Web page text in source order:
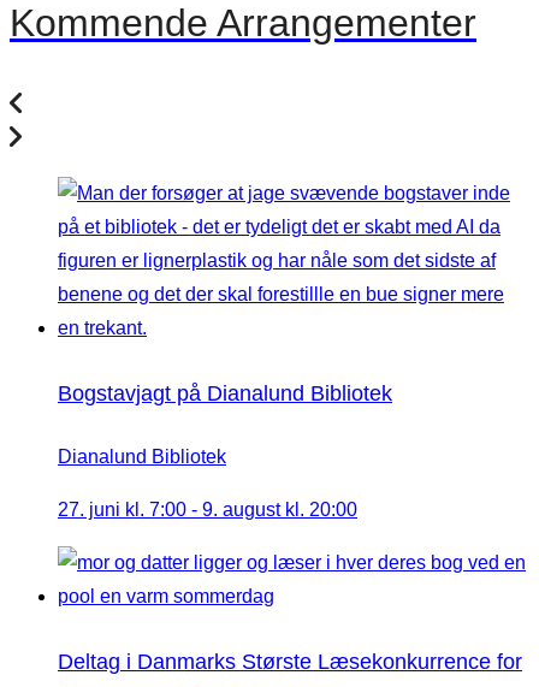
Kommende Arrangementer
Bogstavjagt på Dianalund Bibliotek
Dianalund Bibliotek
27. juni kl. 7:00 - 9. august kl. 20:00
Deltag i Danmarks Største Læsekonkurrence for